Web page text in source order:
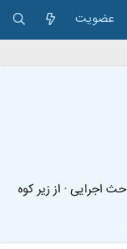
عضویت
اجرایی · اززیر کوه